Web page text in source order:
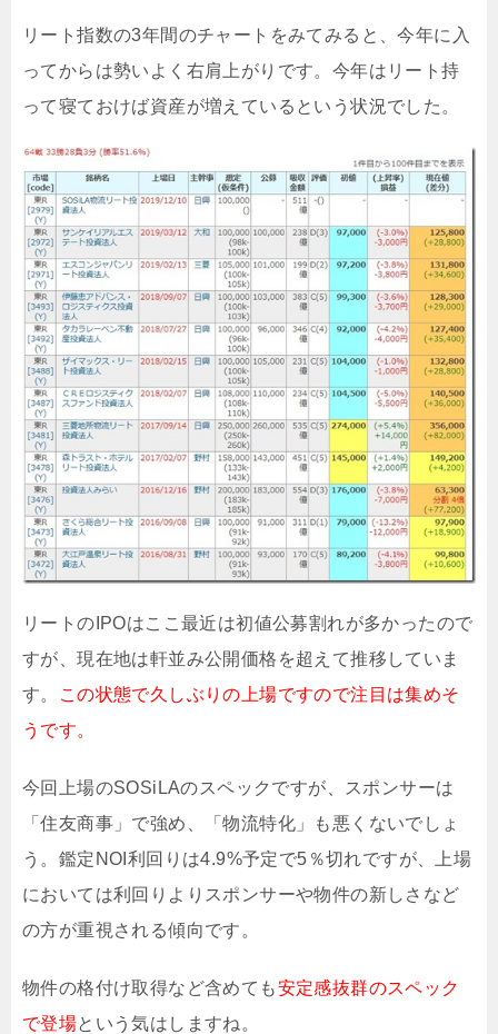
リート指数の3年間のチャートをみてみると、今年に入
ってからは勢いよく右肩上がりです。今年はリート持
って寝ておけば資産が増えているという状況でした。
リートのIPOはここ最近は初値公募割れが多かったので
すが、現在地は軒並み公開価格を超えて推移していま
す。
この状態で久しぶりの上場ですので注目は集めそ
うです。
今回上場のSOSiLAのスペックですが、スポンサーは
「住友商事」で強め、「物流特化」も悪くないでしょ
う。鑑定NOI利回りは4.9%予定で5％切れですが、上場
においては利回りよりスポンサーや物件の新しさなど
の方が重視される傾向です。
物件の格付け取得など含めても安定感抜群のスペック
で登場という気はしますね。